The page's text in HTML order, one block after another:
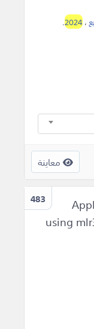
،2024
.
معاينة
483
using